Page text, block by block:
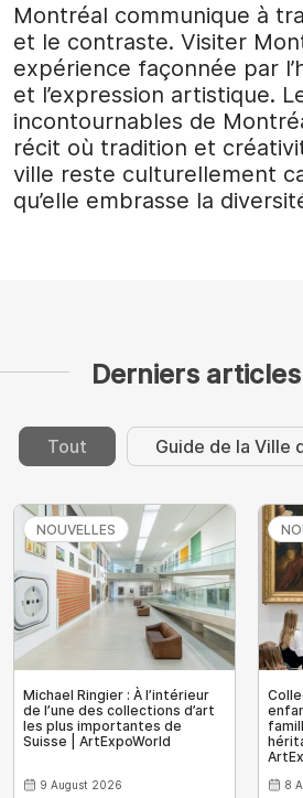
Montréal communique à
et le contraste. Visiter
expérience façonnée par
et l’expression artistique.
incontournables de
récit où tradition et
ville reste culturellement
qu’elle embrasse la
Derniers
Tout Guide de la Ville
NOUVELLES
9 August 2026
Michael Ringier : À l’intérieur
de l’une des collections d’art
les plus importantes de
Suisse | ArtExpoWorld
8